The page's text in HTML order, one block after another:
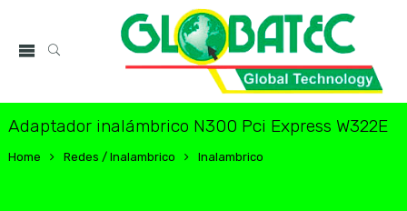
Adaptador inalámbrico N300 Pci Express W322E
Home Redes / Inalambrico Inalambrico